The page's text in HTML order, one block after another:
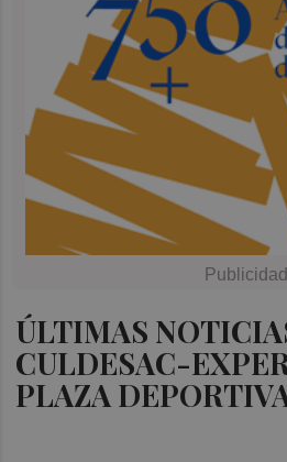
ÚLTIMAS
CULDESAC-
PLAZA